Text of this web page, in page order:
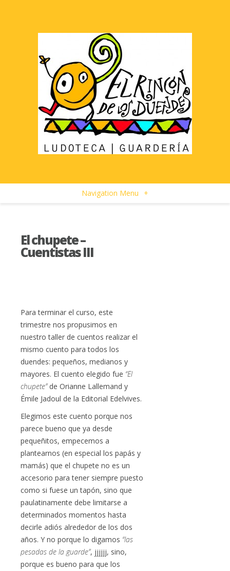
Navigation Menu +
El chupete –
Cuentistas III
Para terminar el curso, este
trimestre nos propusimos en
nuestro taller de cuentos realizar el
mismo cuento para todos los
duendes: pequeños, medianos y
mayores. El cuento elegido fue “El
chupete”de Orianne Lallemand y
Émile Jadoul de la Editorial Edelvives.
Elegimos este cuento porque nos
parece bueno que ya desde
pequeñitos, empecemos a
plantearnos (en especial los papás y
mamás) que el chupete no es un
accesorio para tener siempre puesto
como si fuese un tapón, sino que
paulatinamente debe limitarse a
determinados momentos hasta
decirle adiós alrededor de los dos
años. Y no porque lo digamos “las
pesadas de la guarde”, jjjjjj, sino,
porque es bueno para que los